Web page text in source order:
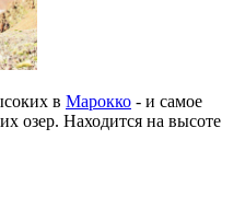
в Марокко - и самое
озер. Находится на высоте